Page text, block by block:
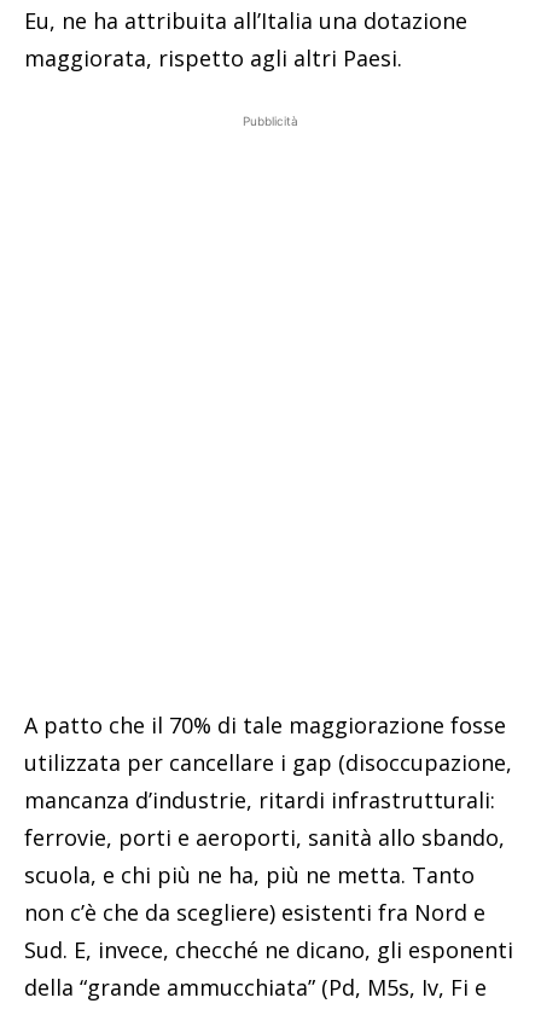
Eu, ne ha attribuita all’Italia una dotazione
maggiorata, rispetto agli altri Paesi.
Pubblicità
A patto che il 70% di tale maggiorazione fosse
utilizzata per cancellare i gap (disoccupazione,
mancanza d’industrie, ritardi infrastrutturali:
ferrovie, porti e aeroporti, sanità allo sbando,
scuola, e chi più ne ha, più ne metta. Tanto
non c’è che da scegliere) esistenti fra Nord e
Sud. E, invece, checché ne dicano, gli esponenti
della “grande ammucchiata” (Pd, M5s, Iv, Fi e